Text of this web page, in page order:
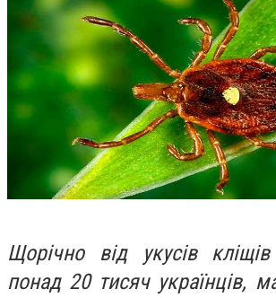
Щорічно від укусів
понад 20 тисяч українців,